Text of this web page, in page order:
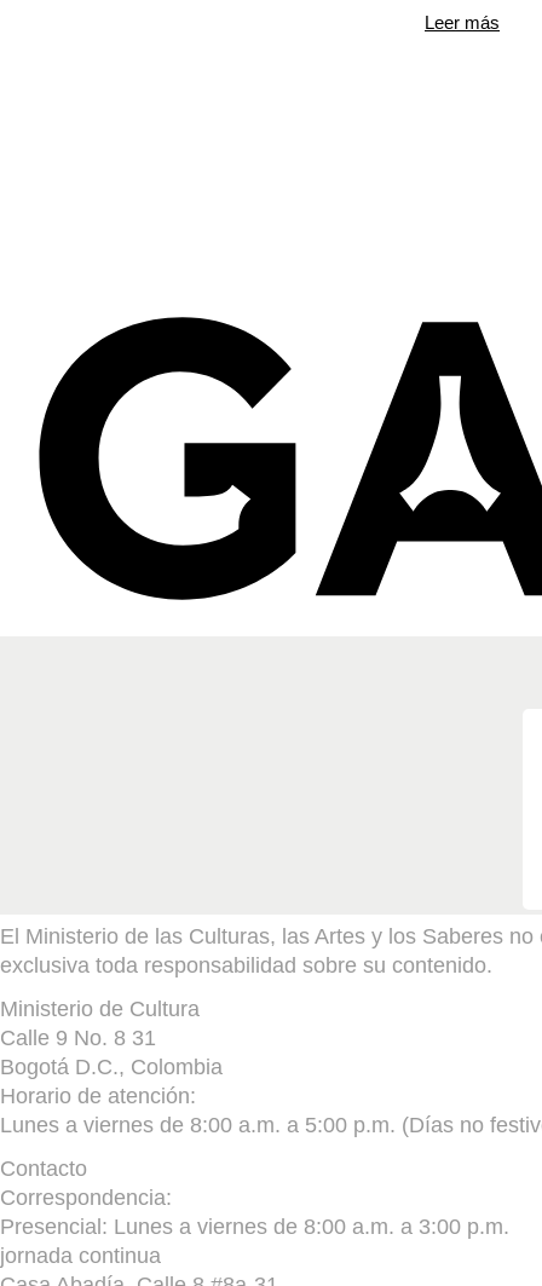
Leer más
El Ministerio de las Culturas, las Artes y los Saberes
exclusiva toda responsabilidad sobre su contenido.
Ministerio de Cultura
Calle 9 No. 8 31
Bogotá D.C., Colombia
Horario de atención:
Lunes a viernes de 8:00 a.m. a 5:00 p.m. (Días no
Contacto
Correspondencia:
Presencial: Lunes a viernes de 8:00 a.m. a 3:00 p.m.
jornada continua